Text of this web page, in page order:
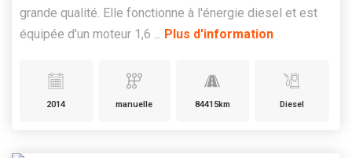
grande qualité. Elle fonctionne à l'énergie diesel et est
équipée d'un moteur 1,6 ... Plus d'information
2014 manuelle 84415km Diesel